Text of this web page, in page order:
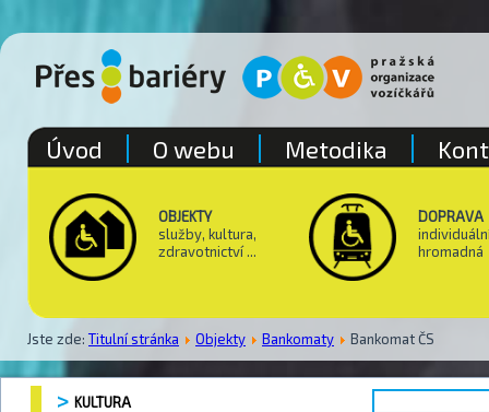
OBJEKTY
služby, kultura,
zdravotnictví ...
DOPRAVA
hromadná
Jste zde: Titulní stránka Objekty Bankomaty Bankomat ČS
Úvod O webu Metodika
KULTURA